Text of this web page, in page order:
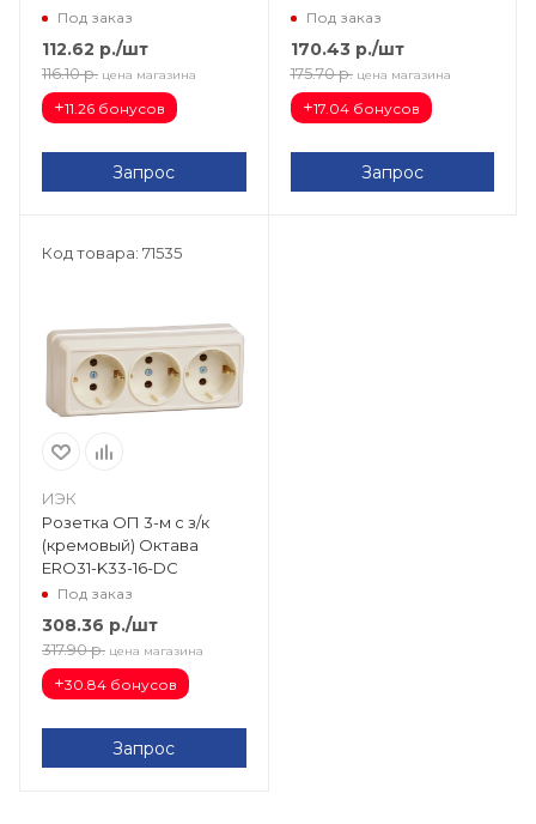
Под заказ
112.62 р./шт
116.10 р. цена магазина
+11.26 бонусов
Запрос
Под заказ
170.43р./шт
175.70 р. цена магазина
+17.04 бонусов
Запрос
Код товара: 71535
ИЭК
Розетка ОП 3-м с з/к
(кремовый) Октава
ERO31-K33-16-DC
Под заказ
308.36 р./шт
317.90 р. цена магазина
+30.84 бонусов
Запрос